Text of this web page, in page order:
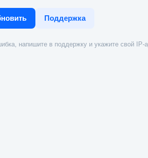
Поддержка
напишите в поддержку и укажите свой IP-